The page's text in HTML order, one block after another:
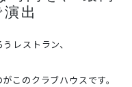
出
レストラン、
このクラブハウスです。